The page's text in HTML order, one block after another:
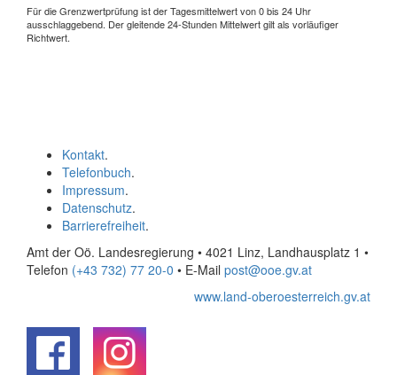
Für die Grenzwertprüfung ist der Tagesmittelwert von 0 bis 24 Uhr
ausschlaggebend. Der gleitende 24-Stunden Mittelwert gilt als vorläufiger
Richtwert.
Kontakt.
Telefonbuch.
Impressum.
Datenschutz.
Barrierefreiheit.
Amt der Oö. Landesregierung • 4021 Linz, Landhausplatz 1 •
Telefon (+43 732) 77 20-0 • E-Mail post@ooe.gv.at
www.land-oberoesterreich.gv.at